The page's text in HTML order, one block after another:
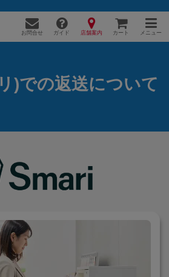
お問合せ ガイド 店舗案内 カート メニュー
)での返送について
ン検索に切り替える
MacBook
ど
み。